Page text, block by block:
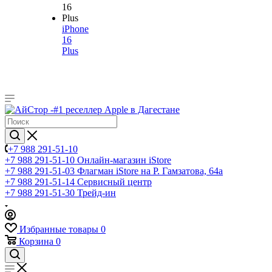
iPhone
16
Plus
+7 988 291-51-10
+7 988 291-51-10 Онлайн-магазин iStore
+7 988 291-51-03 Флагман iStore на Р. Гамзатова, 64а
+7 988 291-51-14 Сервисный центр
+7 988 291-51-30 Трейд-ин
Избранные товары 0
Корзина 0